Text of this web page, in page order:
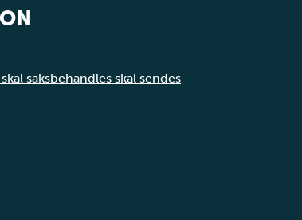
saksbehandles skal sendes